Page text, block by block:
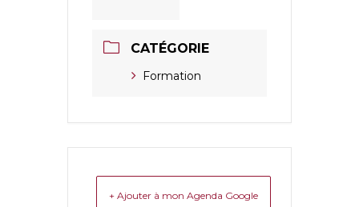
CATÉGORIE
Formation
+ Ajouter à mon Agenda Google